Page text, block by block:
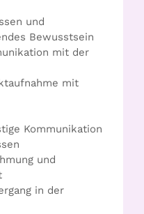
und
Bewusstsein
mit der
mit
Kommunikation
und
in der